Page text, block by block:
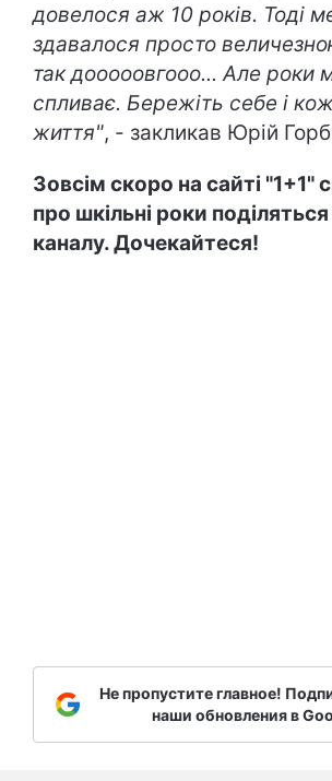
довелося аж 10 років. Тоді
здавалося просто
так дооооовгооо... Але роки
спливає. Бережіть себе і
життя", - закликав Юрій
Зовсім скоро на сайті "1+1"
про шкільні роки поділяться
каналу. Дочекайтеся!
Не пропустите главное!
наши обновления в